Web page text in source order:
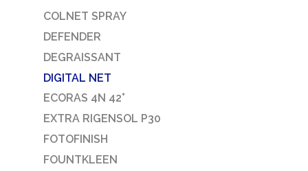
COLNET SPRAY
DEFENDER
DEGRAISSANT
DIGITAL NET
ECORAS 4N 42°
EXTRA RIGENSOL P30
FOTOFINISH
FOUNTKLEEN